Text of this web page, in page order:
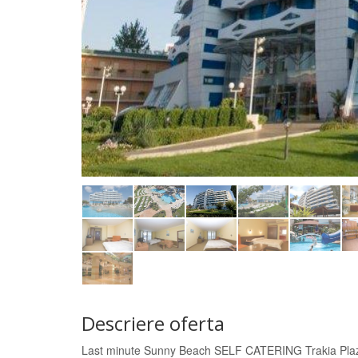
Descriere oferta
Last minute Sunny Beach SELF CATERING Trakia